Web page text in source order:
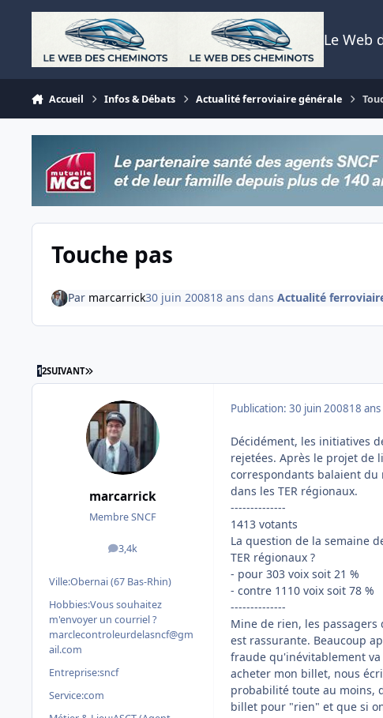
Aller au contenu
Le Web
Accueil Infos & Débats Actualité ferroviaire générale
Touche pas
Par marcarrick30 juin 200818 ans dans Actualité
12SUIVANT DERNIÈRE PAGE
marcarrick
Membre SNCF
3,4k
messages
Ville:Obernai (67 Bas-Rhin)
Hobbies:Vous souhaitez
m'envoyer un courriel ?
marclecontroleurdelasncf@gm
ail.com
Entreprise:sncf
Service:com
Publication: 30 juin 200818 ans
Décidément, les initiatives
rejetées. Après le projet de
correspondants balaient
dans les TER régionaux.
--------------
1413 votants
La question de la semaine
TER régionaux ?
- pour 303 voix soit 21 %
- contre 1110 voix soit 78 %
--------------
Mine de rien, les passagers
est rassurante. Beaucoup
fraude qu'inévitablement
acheter mon billet, nous
probabilité toute au moins,
billet pour "rien" et que si